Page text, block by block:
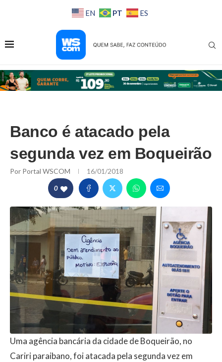
EN PT ES
Banco é atacado pela
segunda vez em Boqueirão
Por Portal WSCOM 16/01/2018
0
Uma agência bancária da cidade de Boqueirão, no
Cariri paraibano, foi atacada pela segunda vez em